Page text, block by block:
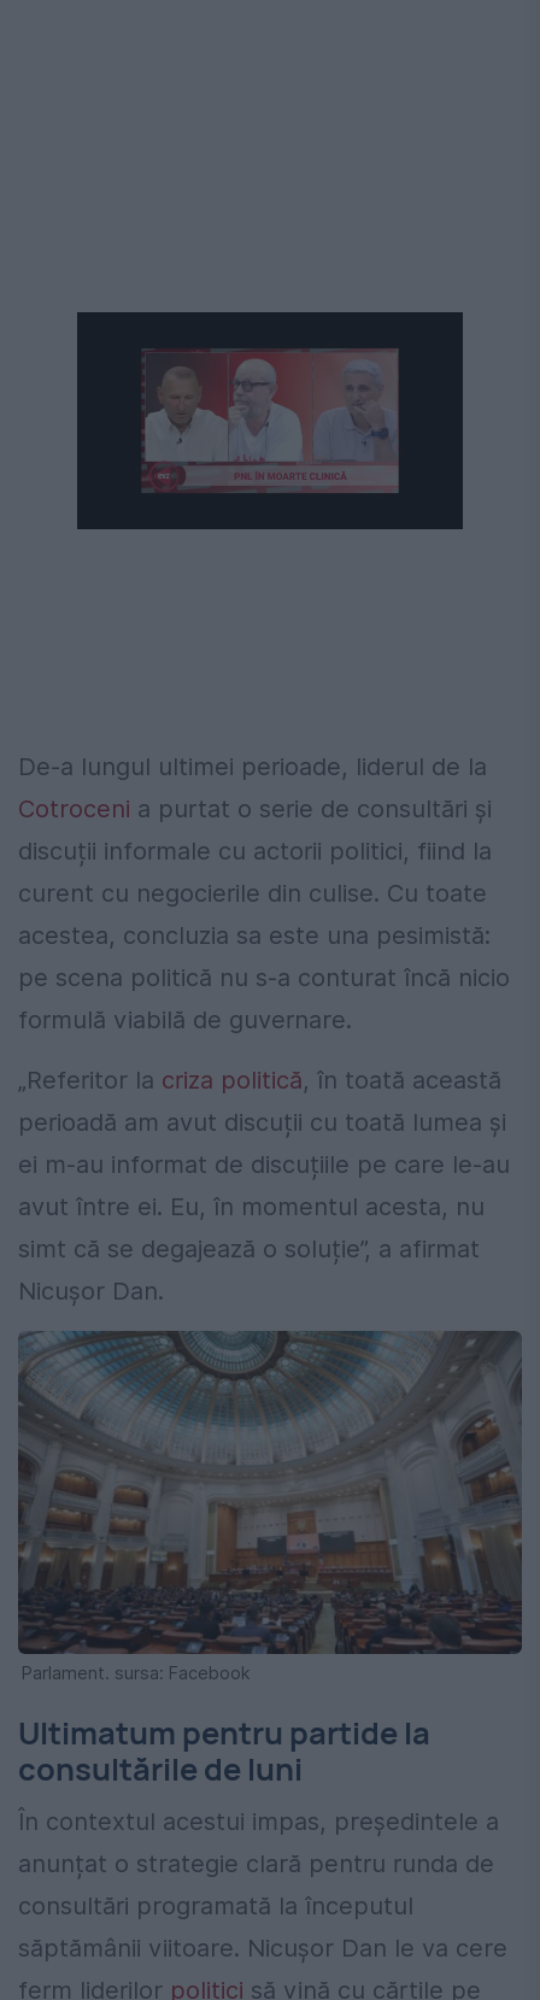
De-a lungul ultimei perioade, liderul de la
Cotroceni a purtat o serie de consultări și
discuții informale cu actorii politici, fiind la
curent cu negocierile din culise. Cu toate
acestea, concluzia sa este una pesimistă:
pe scena politică nu s-a conturat încă nicio
formulă viabilă de guvernare.
„Referitor la criza politică, în toată această
perioadă am avut discuții cu toată lumea și
ei m-au informat de discuțiile pe care le-au
avut între ei. Eu, în momentul acesta, nu
simt că se degajează o soluție”, a afirmat
Nicușor Dan.
Parlament. sursa: Facebook
Ultimatum pentru partide la
consultările de luni
În contextul acestui impas, președintele a
anunțat o strategie clară pentru runda de
consultări programată la începutul
săptămânii viitoare. Nicușor Dan le va cere
ferm liderilor politici să vină cu cărțile pe